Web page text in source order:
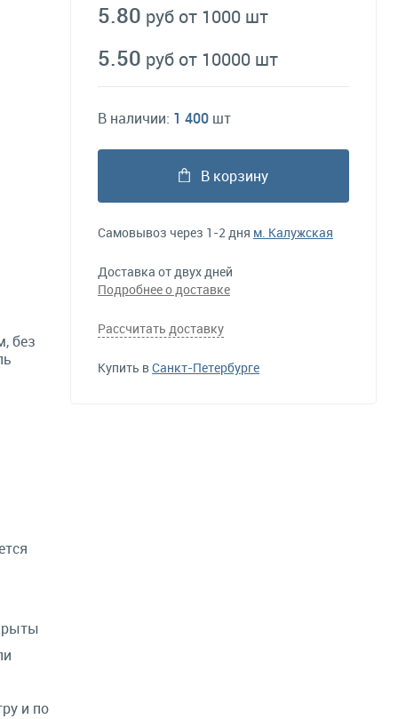
без
и по
5.80 руб от 1000 шт
5.50 руб от 10000 шт
В наличии: 1 400 шт
В корзину
Самовывоз через 1-2 дня м. Калужская
Доставка от двух дней
Подробнее о доставке
Рассчитать доставку
Купить вСанкт-Петербурге